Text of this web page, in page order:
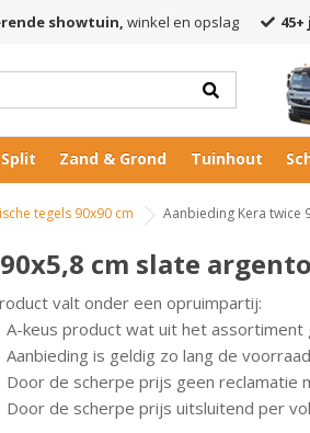
showtuin, winkel en opslag
Zand & Grond Tuinhout
tegels 90x90 cm Aanbieding Kera twice
cm slate argento
valt onder een opruimpartij:
A-keus product wat uit het assortiment
Aanbieding is geldig zo lang de
Door de scherpe prijs geen reclamatie
Door de scherpe prijs uitsluitend per